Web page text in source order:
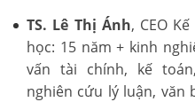
TS. Lê Thị Ánh, CEO
học: 15 năm + kinh
vấn tài chính, kế
nghiên cứu lý luận, văn